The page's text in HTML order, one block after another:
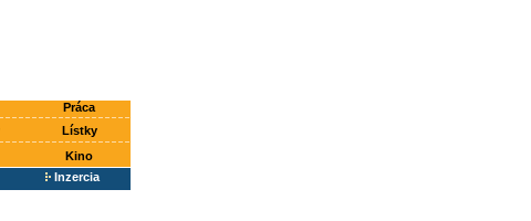
Práca
Lístky
Kino
Inzercia